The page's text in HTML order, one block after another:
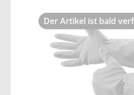
Der Artikel ist bald